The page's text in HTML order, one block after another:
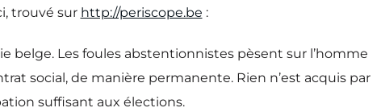
trouvé sur http://periscope.be :
belge. Les foules abstentionnistes pèsent sur l’homme
social, de manière permanente. Rien n’est acquis par
suffisant aux élections.